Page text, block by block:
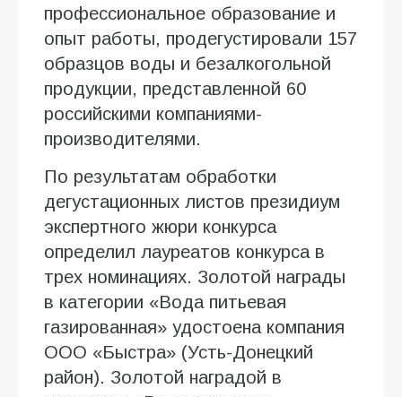
профессиональное образование и
опыт работы, продегустировали 157
образцов воды и безалкогольной
продукции, представленной 60
российскими компаниями-
производителями.
По результатам обработки
дегустационных листов президиум
экспертного жюри конкурса
определил лауреатов конкурса в
трех номинациях. Золотой награды
в категории «Вода питьевая
газированная» удостоена компания
ООО «Быстра» (Усть-Донецкий
район). Золотой наградой в